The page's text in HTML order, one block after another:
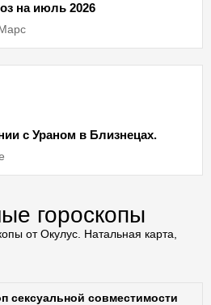
на июль 2026
с Ураном в Близнецах.
гороскопы
от Окулус. Натальная карта,
сексуальной совместимости